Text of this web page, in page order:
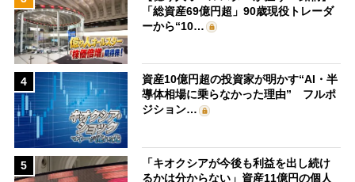
「総資産69億円超」90歳現役トレーダ
ーから“10…
4
資産10億円超の投資家が明かす“AI・半
導体相場に乗らなかった理由” フルポ
ジション…
5
「キオクシアが今後も利益を出し続け
るかは分からない」資産11億円の個人